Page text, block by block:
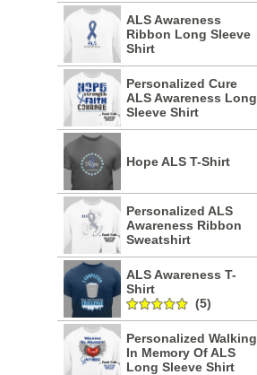
ALS Awareness
Ribbon Long Sleeve
Shirt
Personalized Cure
ALS Awareness Long
Sleeve Shirt
Hope ALS T-Shirt
Personalized ALS
Awareness Ribbon
Sweatshirt
ALS Awareness T-
Shirt
(5)
Personalized Walking
In Memory Of ALS
Long Sleeve Shirt